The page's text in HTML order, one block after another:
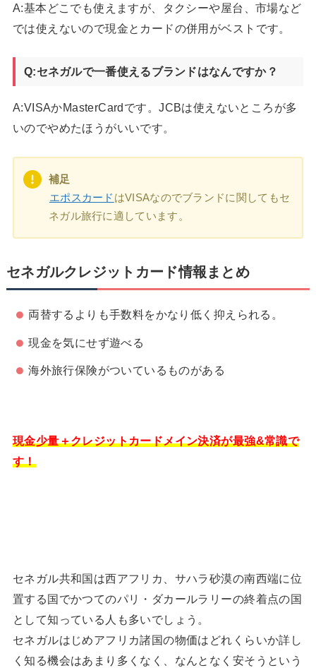
A:基本どこでも使えますが、タクシーや屋台、市場など
では使えないので現金とカードの併用がベストです。
Q:セネガルで一番使えるブランドはなんですか？
A:VISAかMasterCardです。JCBは使えないところが多
いのでやめたほうがいいです。
補足
エポスカード はVISAなのでブランドに関してもセ
ネガル旅行に適しています。
セネガルクレジットカード情報まとめ
両替するよりも手数料をかなり低く抑えられる。
現金を気にせず遊べる
海外旅行保険がついているものがある
現金少量＋クレジットカードメイン決済が最強&常識で
す！
セネガル共和国は西アフリカ、サハラ砂漠の南西端に位
置する国でかつてのパリ・ダカールラリーの終着点の国
として知っている人も多いでしょう。
セネガルはじめアフリカ諸国の物価はどれくらいか詳し
く知る機会はあまり多くなく、なんとなく安そうという